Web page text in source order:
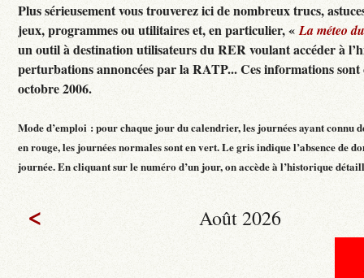
Plus sérieusement vous trouverez ici de nombreux trucs,
jeux, programmes ou utilitaires et, en particulier, «La méteo
un outil à destination utilisateurs du RER voulant accéder à
perturbations annoncées par la RATP... Ces informations sont
octobre 2006.
Mode d’emploi : pour chaque jour du calendrier, les journées ayant connu
en rouge, les journées normales sont en vert. Le gris indique l’absence de
journée. En cliquant sur le numéro d’un jour, on accède à l’historique
< Août 2026